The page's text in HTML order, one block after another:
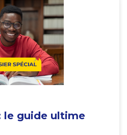
le guide ultime